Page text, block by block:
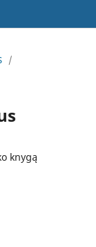
/
knygą